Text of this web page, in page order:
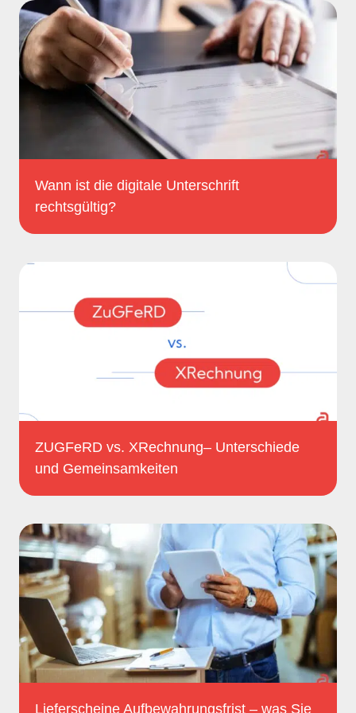
Wann ist die digitale Unterschrift
rechtsgültig?
ZUGFeRD vs. XRechnung– Unterschiede
und Gemeinsamkeiten
Lieferscheine Aufbewahrungsfrist – was Sie